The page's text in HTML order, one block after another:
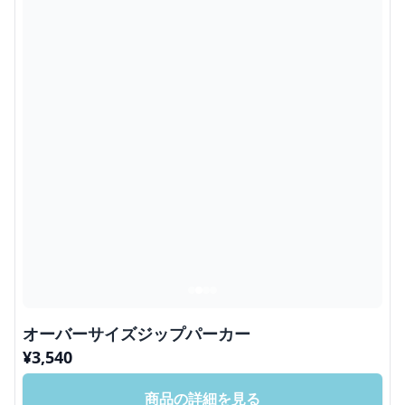
オーバーサイズジップパーカー
¥3,540
商品の詳細を見る